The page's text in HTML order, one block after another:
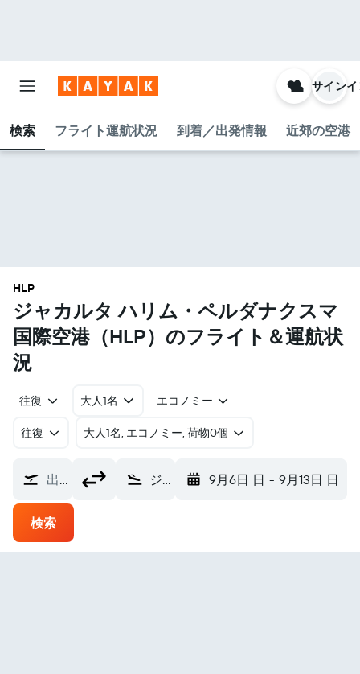
検索 フライト運航状況 到着／出発情報 近郊の空港
サイン
HLP
ジャカルタ ハリム・ペルダナクスマ
国際空港​（HLP​）のフライト＆運航状
況
往復 大人1名 エコノミー
往復 ​大人1名, エコノミー, 荷物0個
出発地 ジャカルタ ハリム・ペルダナクスマ国際空港 (HLP) 9月6日 日 - 9月13日 日
検索